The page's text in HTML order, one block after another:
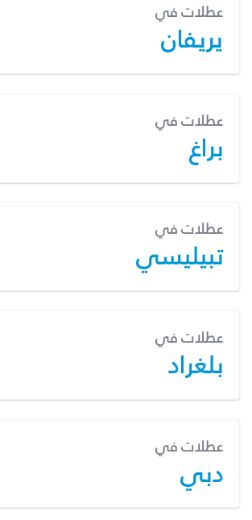
عطلات في
يريفان
عطلات في
براغ
عطلات في
تبيليسي
عطلات في
بلغراد
عطلات في
دبي